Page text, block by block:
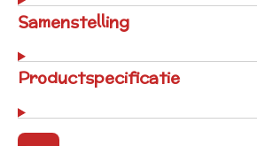
Samenstelling
Productspecificatie